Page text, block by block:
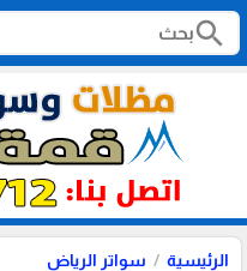
search
الرئيسية سواتر الرياض